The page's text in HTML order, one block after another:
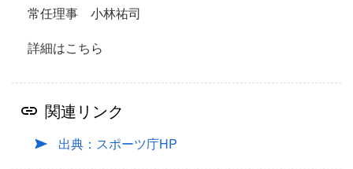
常任理事 小林祐司
詳細はこちら
関連リンク
出典：スポーツ庁HP